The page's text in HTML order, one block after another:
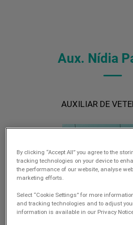
Aux. Nídia
AUXILIAR DE
By clicking “Accept All” you agree to the
tracking technologies on your device to
the performance of our website, analyse
marketing efforts.
Select “Cookie Settings” for more
and tracking technologies and to adjust
information is available in our Privacy